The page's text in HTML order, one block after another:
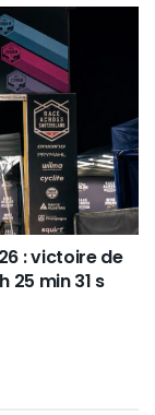
: victoire de
25 min 31 s